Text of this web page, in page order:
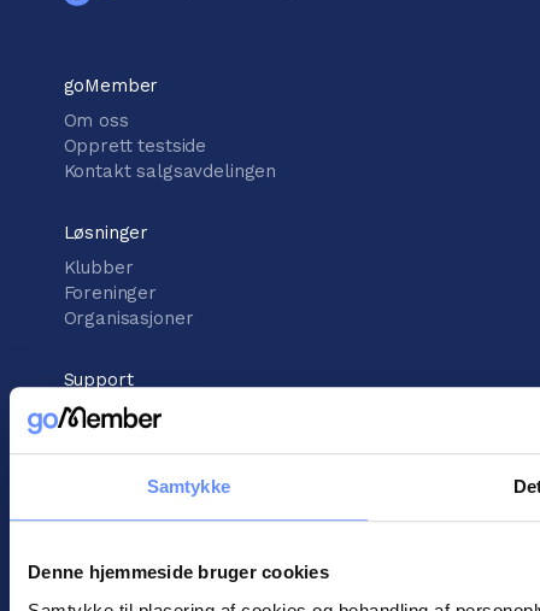
Samtykke
Denne hjemmeside bruger cookies
goMember
Om oss
Opprett testside
Kontakt salgsavdelingen
Løsninger
Klubber
Foreninger
Organisasjoner
Support
Kunnskapsbank
informasjon
Vilkår for handel
Informasjonskapsler